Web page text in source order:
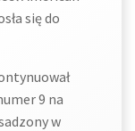
się do
9 na
w